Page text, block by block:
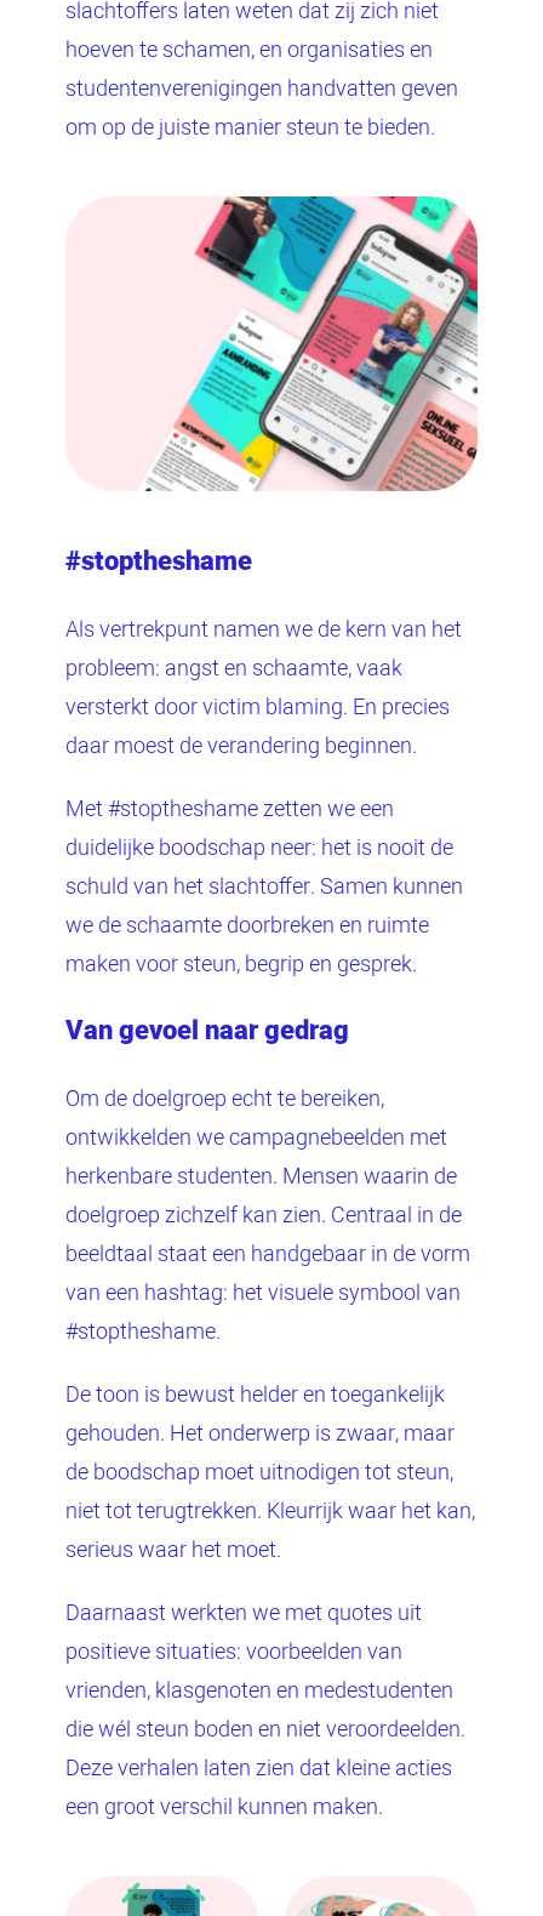
slachtoffers laten weten dat zij zich niet
hoeven te schamen, en organisaties en
studentenverenigingen handvatten geven
om op de juiste manier steun te bieden.
#stoptheshame
Als vertrekpunt namen we de kern van het
probleem: angst en schaamte, vaak
versterkt door victim blaming. En precies
daar moest de verandering beginnen.
Met #stoptheshame zetten we een
duidelijke boodschap neer: het is nooit de
schuld van het slachtoffer. Samen kunnen
we de schaamte doorbreken en ruimte
maken voor steun, begrip en gesprek.
Van gevoel naar gedrag
Om de doelgroep echt te bereiken,
ontwikkelden we campagnebeelden met
herkenbare studenten. Mensen waarin de
doelgroep zichzelf kan zien. Centraal in de
beeldtaal staat een handgebaar in de vorm
van een hashtag: het visuele symbool van
#stoptheshame.
De toon is bewust helder en toegankelijk
gehouden. Het onderwerp is zwaar, maar
de boodschap moet uitnodigen tot steun,
niet tot terugtrekken. Kleurrijk waar het kan,
serieus waar het moet.
Daarnaast werkten we met quotes uit
positieve situaties: voorbeelden van
vrienden, klasgenoten en medestudenten
die wél steun boden en niet veroordeelden.
Deze verhalen laten zien dat kleine acties
een groot verschil kunnen maken.